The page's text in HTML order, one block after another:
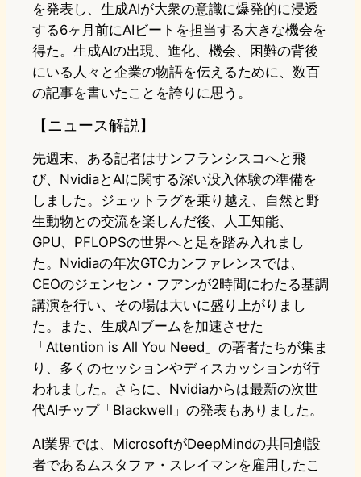
を発表し、生成AIが大衆の意識に爆発的に浸透
する6ヶ月前にAIビートを担当する大きな機会を
得た。生成AIの出現、進化、機会、困難の背後
にいる人々と企業の物語を伝えるために、数百
の記事を書いたことを誇りに思う。
【ニュース解説】
先週末、ある記者はサンフランシスコへと飛
び、NvidiaとAIに関する深い没入体験の準備を
しました。ジェットラグを乗り越え、自然と野
生動物との交流を楽しんだ後、人工知能、
GPU、PFLOPSの世界へと足を踏み入れまし
た。Nvidiaの年次GTCカンファレンスでは、
CEOのジェンセン・フアンが2時間にわたる基調
講演を行い、その場は大いに盛り上がりまし
た。また、生成AIブームを加速させた
「Attention is All You Need」の著者たちが集ま
り、多くのセッションやディスカッションが行
われました。さらに、Nvidiaからは最新の次世
代AIチップ「Blackwell」の発表もありました。
AI業界では、MicrosoftがDeepMindの共同創設
者であるムスタファ・スレイマンを雇用したこ